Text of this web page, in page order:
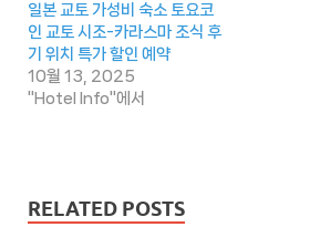
일본 교토 가성비 숙소 토요코
인 교토 시조-카라스마 조식 후
기 위치 특가 할인 예약
10월 13, 2025
"Hotel Info"에서
RELATED POSTS